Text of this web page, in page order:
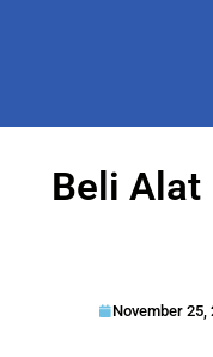
Beli Alat
November 25,